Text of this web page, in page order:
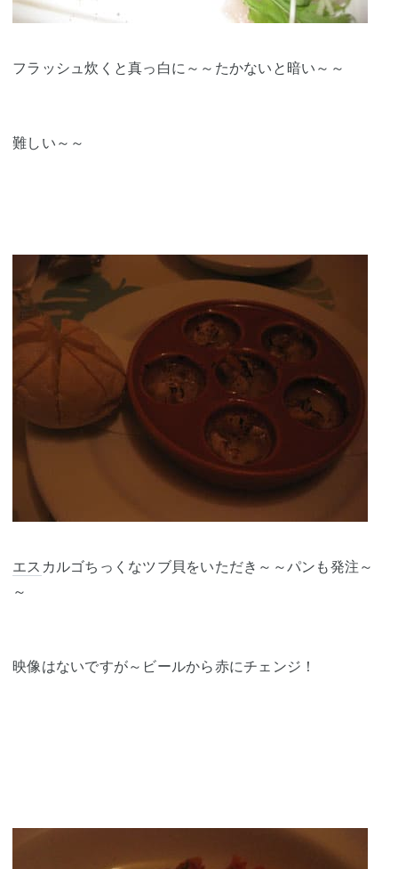
フラッシュ炊くと真っ白に～～たかないと暗い～～
難しい～～
エス カルゴちっくなツブ貝をいただき～～パンも発注～
～
映像はないですが～ビールから赤にチェンジ！